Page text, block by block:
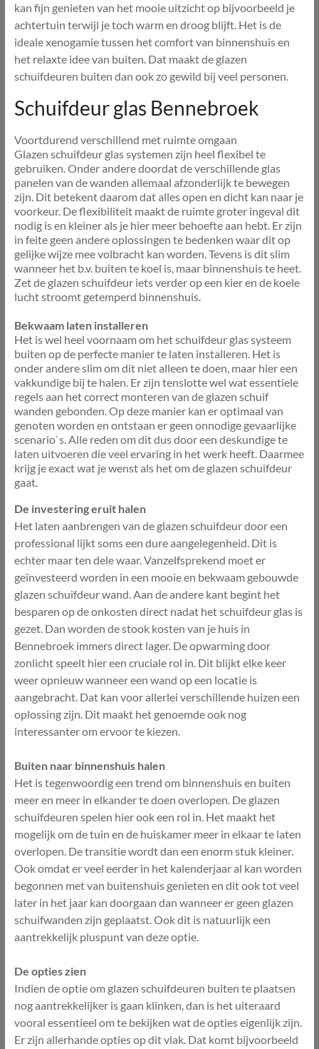
kan fijn genieten van het mooie uitzicht op bijvoorbeeld je
achtertuin terwijl je toch warm en droog blijft. Het is de
ideale xenogamie tussen het comfort van binnenshuis en
het relaxte idee van buiten. Dat maakt de glazen
schuifdeuren buiten dan ook zo gewild bij veel personen.
Schuifdeur glas Bennebroek
Voortdurend verschillend met ruimte omgaan
Glazen schuifdeur glas systemen zijn heel flexibel te
gebruiken. Onder andere doordat de verschillende glas
panelen van de wanden allemaal afzonderlijk te bewegen
zijn. Dit betekent daarom dat alles open en dicht kan naar je
voorkeur. De flexibiliteit maakt de ruimte groter ingeval dit
nodig is en kleiner als je hier meer behoefte aan hebt. Er zijn
in feite geen andere oplossingen te bedenken waar dit op
gelijke wijze mee volbracht kan worden. Tevens is dit slim
wanneer het b.v. buiten te koel is, maar binnenshuis te heet.
Zet de glazen schuifdeur iets verder op een kier en de koele
lucht stroomt getemperd binnenshuis.
Bekwaam laten installeren
Het is wel heel voornaam om het schuifdeur glas systeem
buiten op de perfecte manier te laten installeren. Het is
onder andere slim om dit niet alleen te doen, maar hier een
vakkundige bij te halen. Er zijn tenslotte wel wat essentiele
regels aan het correct monteren van de glazen schuif
wanden gebonden. Op deze manier kan er optimaal van
genoten worden en ontstaan er geen onnodige gevaarlijke
scenario`s. Alle reden om dit dus door een deskundige te
laten uitvoeren die veel ervaring in het werk heeft. Daarmee
krijg je exact wat je wenst als het om de glazen schuifdeur
gaat.
De investering eruit halen
Het laten aanbrengen van de glazen schuifdeur door een
professional lijkt soms een dure aangelegenheid. Dit is
echter maar ten dele waar. Vanzelfsprekend moet er
geïnvesteerd worden in een mooie en bekwaam gebouwde
glazen schuifdeur wand. Aan de andere kant begint het
besparen op de onkosten direct nadat het schuifdeur glas is
gezet. Dan worden de stook kosten van je huis in
Bennebroek immers direct lager. De opwarming door
zonlicht speelt hier een cruciale rol in. Dit blijkt elke keer
weer opnieuw wanneer een wand op een locatie is
aangebracht. Dat kan voor allerlei verschillende huizen een
oplossing zijn. Dit maakt het genoemde ook nog
interessanter om ervoor te kiezen.
Buiten naar binnenshuis halen
Het is tegenwoordig een trend om binnenshuis en buiten
meer en meer in elkander te doen overlopen. De glazen
schuifdeuren spelen hier ook een rol in. Het maakt het
mogelijk om de tuin en de huiskamer meer in elkaar te laten
overlopen. De transitie wordt dan een enorm stuk kleiner.
Ook omdat er veel eerder in het kalenderjaar al kan worden
begonnen met van buitenshuis genieten en dit ook tot veel
later in het jaar kan doorgaan dan wanneer er geen glazen
schuifwanden zijn geplaatst. Ook dit is natuurlijk een
aantrekkelijk pluspunt van deze optie.
De opties zien
Indien de optie om glazen schuifdeuren buiten te plaatsen
nog aantrekkelijker is gaan klinken, dan is het uiteraard
vooral essentieel om te bekijken wat de opties eigenlijk zijn.
Er zijn allerhande opties op dit vlak. Dat komt bijvoorbeeld